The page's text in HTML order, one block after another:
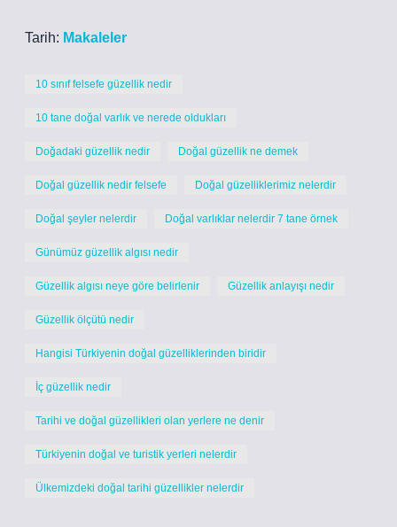
Tarih: Makaleler
10 sınıf felsefe güzellik nedir
10 tane doğal varlık ve nerede oldukları
Doğadaki güzellik nedir Doğal güzellik ne demek
Doğal güzellik nedir felsefe Doğal güzelliklerimiz nelerdir
Doğal şeyler nelerdir Doğal varlıklar nelerdir 7 tane örnek
Günümüz güzellik algısı nedir
Güzellik algısı neye göre belirlenir Güzellik anlayışı nedir
Güzellik ölçütü nedir
Hangisi Türkiyenin doğal güzelliklerinden biridir
İç güzellik nedir
Tarihi ve doğal güzellikleri olan yerlere ne denir
Türkiyenin doğal ve turistik yerleri nelerdir
Ülkemizdeki doğal tarihi güzellikler nelerdir